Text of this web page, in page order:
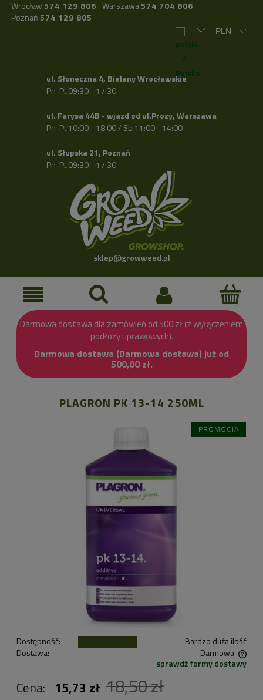
Wrocław 574 129 806 Warszawa574 704 806
Poznań 574 129 805
ul. Słoneczna 4, Bielany Wrocławskie
Pn-Pt 09:30 - 17:30
ul. Farysa 44B - wjazd od ul.Prozy, Warszawa
Pn-Pt 10:00 - 18:00 / Sb 11:00 - 14:00
ul. Słupska 21, Poznań
Pn-Pt 09:30 - 17:30
sklep@growweed.pl
Darmowa dostawa dla zamówień od 500 zł (z wyłączeniem
podłoży uprawowych).
Darmowa dostawa (Darmowa dostawa) już od
500,00 zł.
PLAGRON PK 13-14 250ML
PROMOCJA
Dostępność:
Bardzo duża ilość
Dostawa:
Darmowa
Cena nie zawiera ewentualnych kosztów płatnościsprawdź formy dostawy
Cena: 15,73 zł 18,50 zł